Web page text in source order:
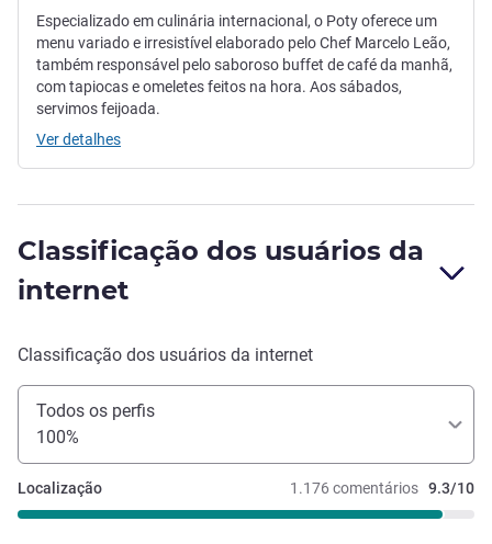
Especializado em culinária internacional, o Poty oferece um
menu variado e irresistível elaborado pelo Chef Marcelo Leão,
também responsável pelo saboroso buffet de café da manhã,
com tapiocas e omeletes feitos na hora. Aos sábados,
servimos feijoada.
Ver detalhes
Classificação dos usuários da
internet
Classificação dos usuários da internet
Todos os perfis
100%
1.176 comentários 9.3/10
Localização